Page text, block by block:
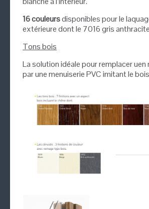
16 couleursdisponibles pour le
extérieure dont le 7016 gris
Tons bois
La solution idéale pour remplacer uen
par une menuiserie PVC imitant le